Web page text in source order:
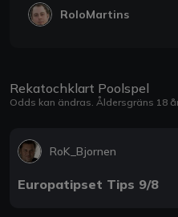
RoloMartins
Rekatochklart Poolspel
Odds kan ändras. Åldersgräns 18
RoK_Bjornen
Europatipset Tips 9/8